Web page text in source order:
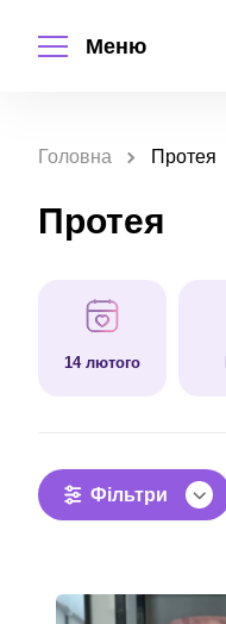
Меню
Головна Протея
Протея
14 лютого
Фільтри